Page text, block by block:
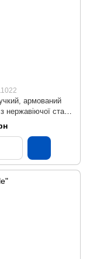
армований
нержавіючої сталі
мм